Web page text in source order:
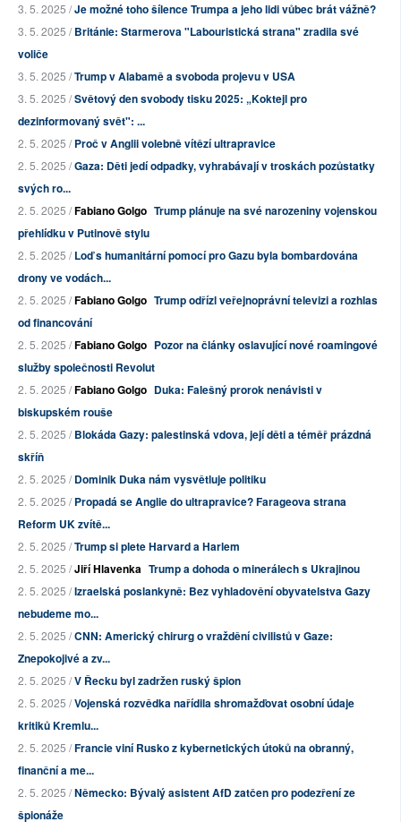
3. 5. 2025 /Je možné toho šílence Trumpa a jeho lidi vůbec brát vážně?
3. 5. 2025 /Británie: Starmerova "Labouristická strana" zradila své
voliče
3. 5. 2025 /Trump v Alabamě a svoboda projevu v USA
3. 5. 2025 /Světový den svobody tisku 2025: „Koktejl pro
dezinformovaný svět": ...
2. 5. 2025 /Proč v Anglii volebně vítězí ultrapravice
2. 5. 2025 /Gaza: Děti jedí odpadky, vyhrabávají v troskách pozůstatky
svých ro...
2. 5. 2025 /Fabiano Golgo Trump plánuje na své narozeniny vojenskou
přehlídku v Putinově stylu
2. 5. 2025 /Loď s humanitární pomocí pro Gazu byla bombardována
drony ve vodách...
2. 5. 2025 /Fabiano Golgo Trump odřízl veřejnoprávní televizi a rozhlas
od financování
2. 5. 2025 /Fabiano Golgo Pozor na články oslavující nové roamingové
služby společnosti Revolut
2. 5. 2025 /Fabiano Golgo Duka: Falešný prorok nenávisti v
biskupském rouše
2. 5. 2025 /Blokáda Gazy: palestinská vdova, její děti a téměř prázdná
skříň
2. 5. 2025 /Dominik Duka nám vysvětluje politiku
2. 5. 2025 /Propadá se Anglie do ultrapravice? Farageova strana
Reform UK zvítě...
2. 5. 2025 /Trump si plete Harvard a Harlem
2. 5. 2025 /Jiří Hlavenka Trump a dohoda o minerálech s Ukrajinou
2. 5. 2025 /Izraelská poslankyně: Bez vyhladovění obyvatelstva Gazy
nebudeme mo...
2. 5. 2025 /CNN: Americký chirurg o vraždění civilistů v Gaze:
Znepokojivé a zv...
2. 5. 2025 /V Řecku byl zadržen ruský špion
2. 5. 2025 /Vojenská rozvědka nařídila shromažďovat osobní údaje
kritiků Kremlu...
2. 5. 2025 /Francie viní Rusko z kybernetických útoků na obranný,
finanční a me...
2. 5. 2025 /Německo: Bývalý asistent AfD zatčen pro podezření ze
špionáže